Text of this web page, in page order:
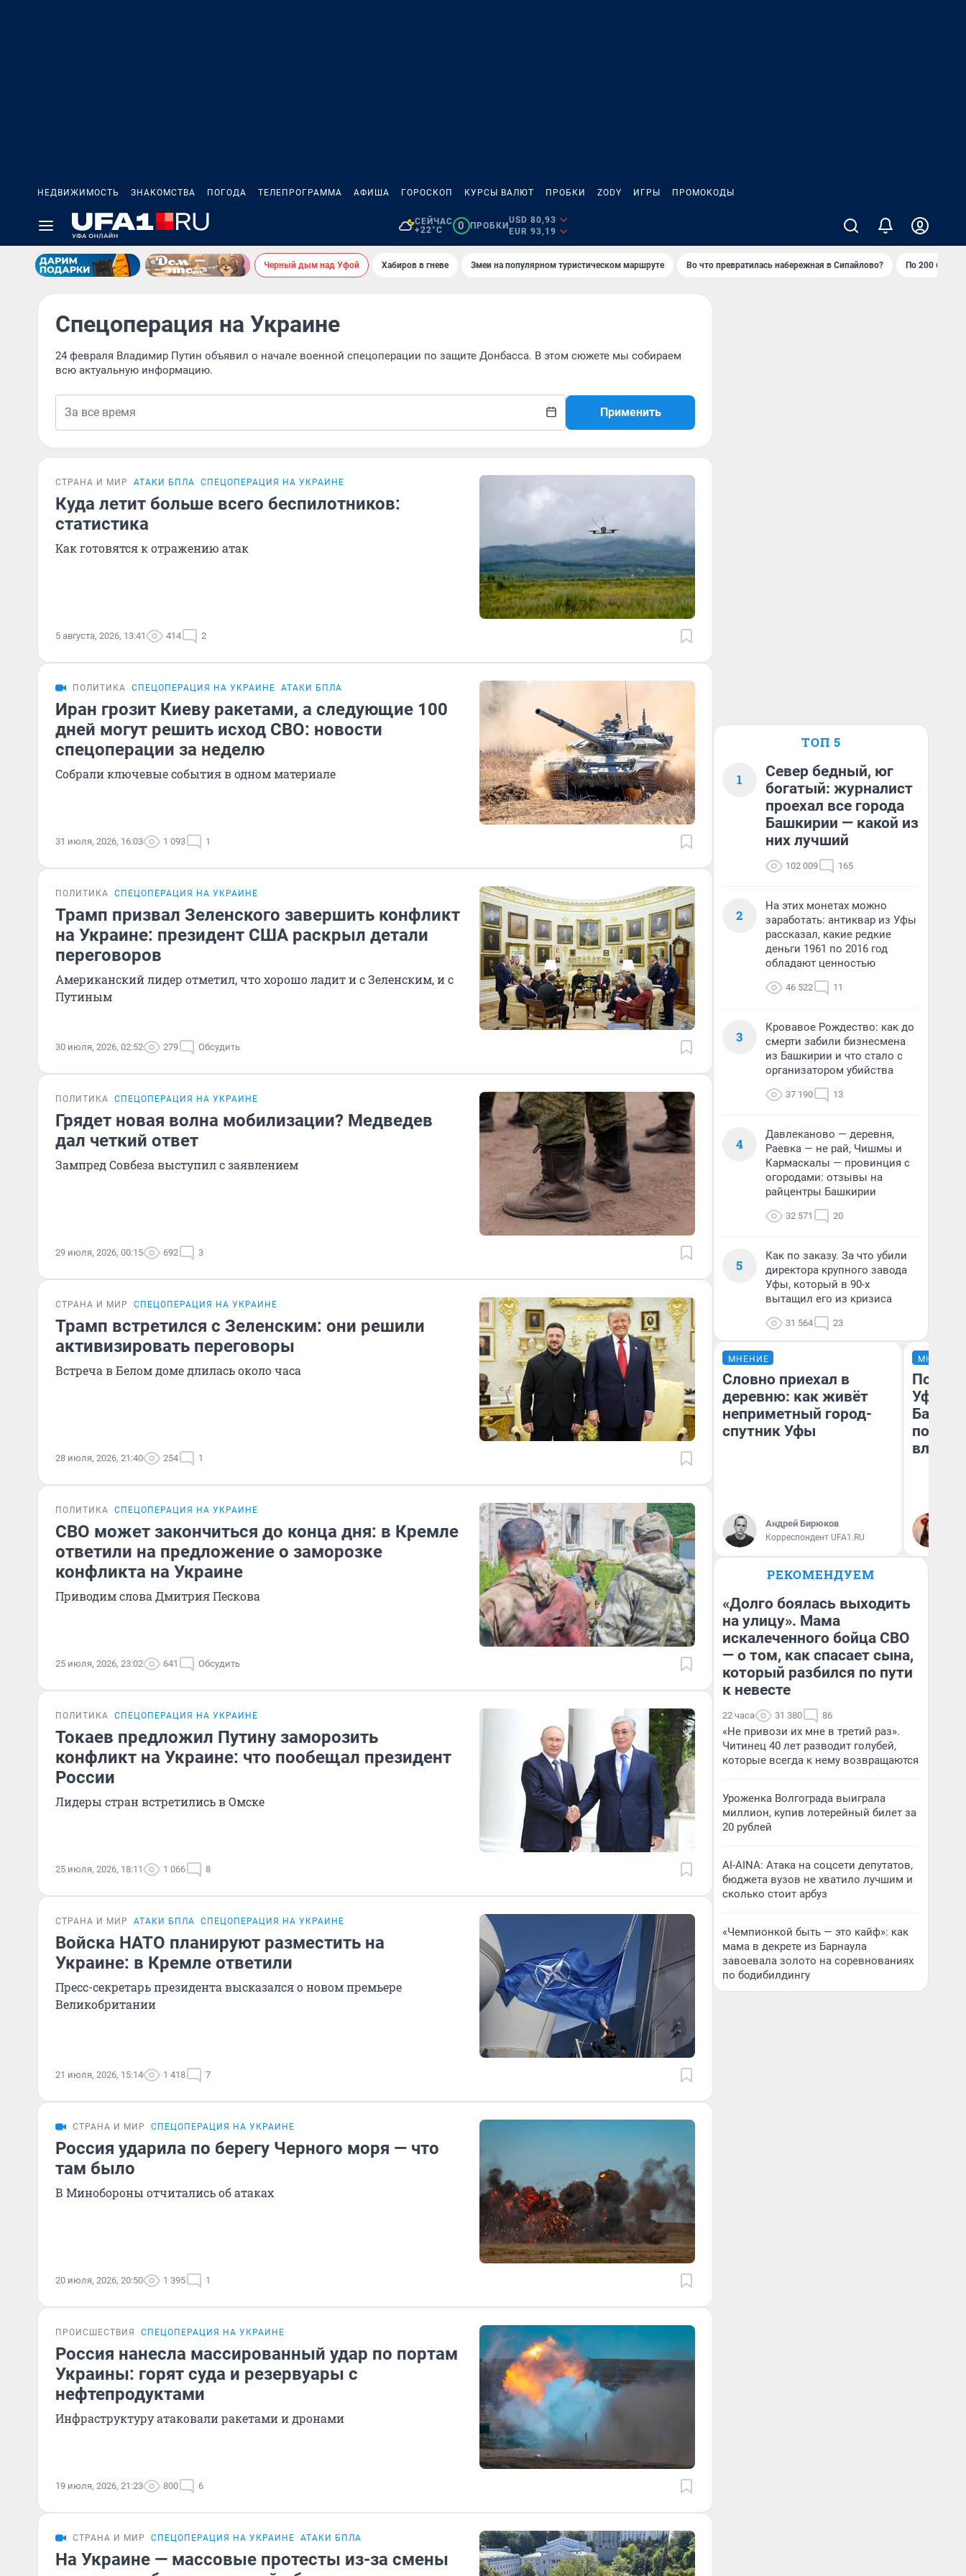
НЕДВИЖИМОСТЬ ЗНАКОМСТВА ПОГОДА ТЕЛЕПРОГРАММА АФИША ГОРОСКОП КУРСЫ ВАЛЮТ ПРОБКИ ZODY ИГРЫ ПРОМОКОДЫ
СЕЙЧАС
+22°C
0 ПРОБКИ
USD 80,93
EUR 93,19
Черный дым над Уфой Хабиров в гневе Змеи на популярном туристическом маршруте Во что превратилась набережная в Сипайлово? По 200
Спецоперация на Украине
24 февраля Владимир Путин объявил о начале военной спецоперации по защите Донбасса. В этом сюжете мы собираем
всю актуальную информацию.
Применить
СТРАНА И МИР АТАКИ БПЛА СПЕЦОПЕРАЦИЯ НА УКРАИНЕ
Куда летит больше всего беспилотников:
статистика
Как готовятся к отражению атак
5 августа, 2026, 13:41 414 2
ПОЛИТИКА СПЕЦОПЕРАЦИЯ НА УКРАИНЕ АТАКИ БПЛА
Иран грозит Киеву ракетами, а следующие 100
дней могут решить исход СВО: новости
спецоперации за неделю
Собрали ключевые события в одном материале
31 июля, 2026, 16:03 1 093 1
ПОЛИТИКА СПЕЦОПЕРАЦИЯ НА УКРАИНЕ
Трамп призвал Зеленского завершить конфликт
на Украине: президент США раскрыл детали
переговоров
Американский лидер отметил, что хорошо ладит и с Зеленским, и с
Путиным
30 июля, 2026, 02:52 279 Обсудить
ПОЛИТИКА СПЕЦОПЕРАЦИЯ НА УКРАИНЕ
Грядет новая волна мобилизации? Медведев
дал четкий ответ
Зампред Совбеза выступил с заявлением
29 июля, 2026, 00:15 692 3
СТРАНА И МИР СПЕЦОПЕРАЦИЯ НА УКРАИНЕ
Трамп встретился с Зеленским: они решили
активизировать переговоры
Встреча в Белом доме длилась около часа
28 июля, 2026, 21:40 254 1
ПОЛИТИКА СПЕЦОПЕРАЦИЯ НА УКРАИНЕ
СВО может закончиться до конца дня: в Кремле
ответили на предложение о заморозке
конфликта на Украине
Приводим слова Дмитрия Пескова
25 июля, 2026, 23:02 641 Обсудить
ПОЛИТИКА СПЕЦОПЕРАЦИЯ НА УКРАИНЕ
Токаев предложил Путину заморозить
конфликт на Украине: что пообещал президент
России
Лидеры стран встретились в Омске
25 июля, 2026, 18:11 1 066 8
СТРАНА И МИР АТАКИ БПЛА СПЕЦОПЕРАЦИЯ НА УКРАИНЕ
Войска НАТО планируют разместить на
Украине: в Кремле ответили
Пресс-секретарь президента высказался о новом премьере
Великобритании
21 июля, 2026, 15:14 1 418 7
СТРАНА И МИР СПЕЦОПЕРАЦИЯ НА УКРАИНЕ
Россия ударила по берегу Черного моря — что
там было
В Минобороны отчитались об атаках
20 июля, 2026, 20:50 1 395 1
ПРОИСШЕСТВИЯ СПЕЦОПЕРАЦИЯ НА УКРАИНЕ
Россия нанесла массированный удар по портам
Украины: горят суда и резервуары с
нефтепродуктами
Инфраструктуру атаковали ракетами и дронами
19 июля, 2026, 21:23 800 6
СТРАНА И МИР СПЕЦОПЕРАЦИЯ НА УКРАИНЕ АТАКИ БПЛА
На Украине — массовые протесты из-за смены
ТОП 5
1
Север бедный, юг
богатый: журналист
проехал все города
Башкирии — какой из
них лучший
102 009 165
2
На этих монетах можно
заработать: антиквар из Уфы
рассказал, какие редкие
деньги 1961 по 2016 год
обладают ценностью
46 522 11
3
Кровавое Рождество: как до
смерти забили бизнесмена
из Башкирии и что стало с
организатором убийства
37 190 13
4
Давлеканово — деревня,
Раевка — не рай, Чишмы и
Кармаскалы — провинция с
огородами: отзывы на
райцентры Башкирии
32 571 20
5
Как по заказу. За что убили
директора крупного завода
Уфы, который в 90-х
вытащил его из кризиса
31 564 23
МНЕНИЕ
Словно приехал в
деревню: как живёт
неприметный город-
спутник Уфы
Андрей Бирюков
Корреспондент UFA1.RU
МНЕНИЕ
Уфы:
РЕКОМЕНДУЕМ
«Долго боялась выходить
на улицу». Мама
искалеченного бойца СВО
— о том, как спасает сына,
который разбился по пути
к невесте
22 часа 31 380 86
«Не привози их мне в третий раз».
Читинец 40 лет разводит голубей,
которые всегда к нему возвращаются
Уроженка Волгограда выиграла
миллион, купив лотерейный билет за
20 рублей
AI-AINA: Атака на соцсети депутатов,
бюджета вузов не хватило лучшим и
сколько стоит арбуз
«Чемпионкой быть — это кайф»: как
мама в декрете из Барнаула
завоевала золото на соревнованиях
по бодибилдингу